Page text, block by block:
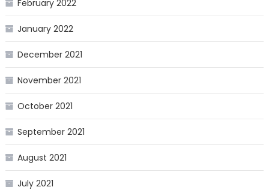
February 2022
January 2022
December 2021
November 2021
October 2021
September 2021
August 2021
July 2021